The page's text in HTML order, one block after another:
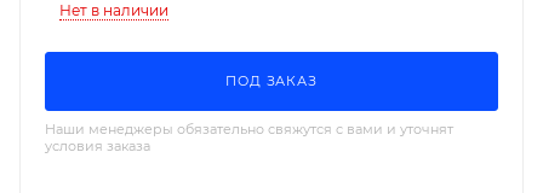
Нет в наличии
ПОД ЗАКАЗ
Наши менеджеры обязательно свяжутся с вами и уточнят
условия заказа